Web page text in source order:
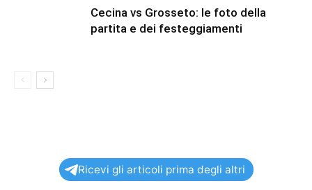
Cecina vs Grosseto: le foto della
partita e dei festeggiamenti
Ricevi gli articoli prima degli altri